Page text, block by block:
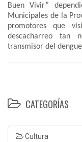
Buen Vivir”
Municipales de la
promotores que
descacharreo tan
transmisor del
CATEGORÍAS
Cultura